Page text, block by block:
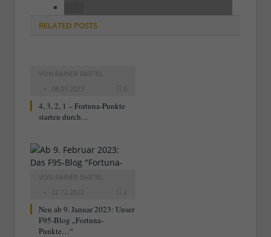
RELATED POSTS
VON RAINER BARTEL
08.01.2023
0
4, 3, 2, 1 – Fortuna-Punkte
starten durch…
VON RAINER BARTEL
22.12.2022
2
Neu ab 9. Januar 2023: Unser
F95-Blog „Fortuna-
Punkte…“